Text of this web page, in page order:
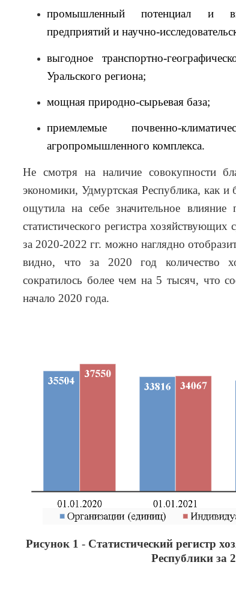
промышленный потенциал и
предприятий и научно-
выгодное транспортно-
Уральского региона;
мощная природно-сырьевая база;
приемлемые почвенно-
агропромышленного комплекса.
Не смотря на наличие совокупности
экономики, Удмуртская Республика, как
ощутила на себе значительное
статистического регистра
за 2020-2022 гг. можно наглядно
видно, что за 2020 год количество
сократилось более чем на 5 тысяч, что
начало 2020 года.
Рисунок 1 - Статистический регистр
Республики за